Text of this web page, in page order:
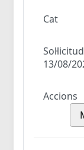
Cat
Sol·licitud
13/08/
Accions